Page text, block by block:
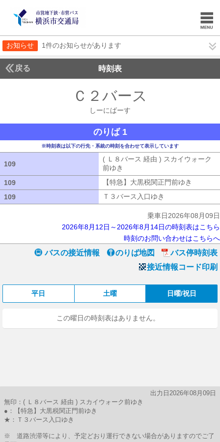
お知らせ 1件のお知らせがあります
戻る 時刻表
Ｃ２バース
しーにばーす
のりば 1
※時刻表は以下の行先・系統の時刻を合わせて表示しています
109
( Ｌ８バース 経由 ) スカイウォーク
前ゆき
109
【特急】大黒税関正門前ゆき
109
Ｔ３バース入口ゆき
乗車日2026年08月09日
2026年8月12日～2026年8月14日の時刻表はこちら
時刻のお問い合わせはこちらへ
バスの接近情報 のりば地図
バス停時刻表
接近情報コード印刷
平日 土曜 日曜/祝日
この曜日の時刻表はありません。
出力日2026年08月09日
無印：( Ｌ８バース 経由 ) スカイウォーク前ゆき
●：【特急】大黒税関正門前ゆき
★：Ｔ３バース入口ゆき
※ 道路渋滞等により、予定どおり運行できない場合がありますのでご了